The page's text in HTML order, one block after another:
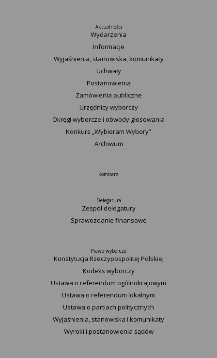
Aktualności
Wydarzenia
Informacje
Wyjaśnienia, stanowiska, komunikaty
Uchwały
Postanowienia
Zamówienia publiczne
Urzędnicy wyborczy
Okręgi wyborcze i obwody głosowania
Konkurs „Wybieram Wybory”
Archiwum
Komisarz
Delegatura
Zespół delegatury
Sprawozdanie finansowe
Prawo wyborcze
Konstytucja Rzeczypospolitej Polskiej​
Kodeks wyborczy
Ustawa o referendum ogólnokrajowym
Ustawa o referendum lokalnym
Ustawa o partiach politycznych
Wyjaśnienia, stanowiska i komunikaty
Wyroki i postanowienia sądów